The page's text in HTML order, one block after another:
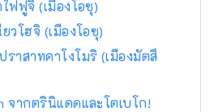
ฟฟูจิ (เมืองโอซุ)
วโฮจิ (เมืองโอซุ)
าสาทคาโงโมริ (เมืองมัตสึ
จากตรินิแดดและโตเบโก!